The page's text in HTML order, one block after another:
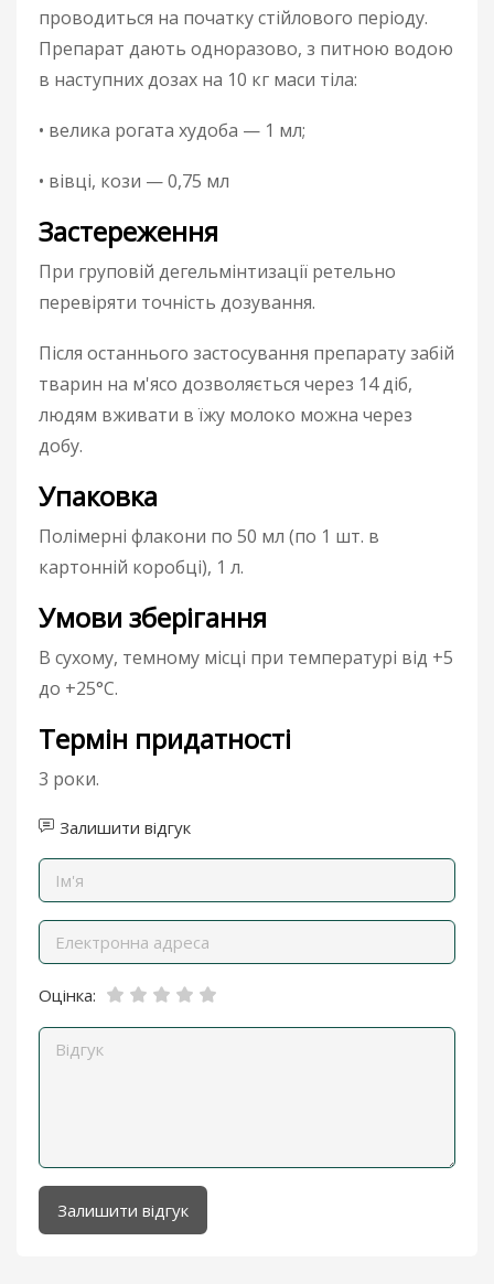
проводиться на початку стійлового періоду.
Препарат дають одноразово, з питною водою
в наступних дозах на 10 кг маси тіла:
• велика рогата худоба — 1 мл;
• вівці, кози — 0,75 мл
Застереження
При груповій дегельмінтизації ретельно
перевіряти точність дозування.
Після останнього застосування препарату забій
тварин на м'ясо дозволяється через 14 діб,
людям вживати в їжу молоко можна через
добу.
Упаковка
Полімерні флакони по 50 мл (по 1 шт. в
картонній коробці), 1 л.
Умови зберігання
В сухому, темному місці при температурі від +5
до +25°С.
Термін придатності
3 роки.
Залишити відгук
Оцінка:
Залишити відгук